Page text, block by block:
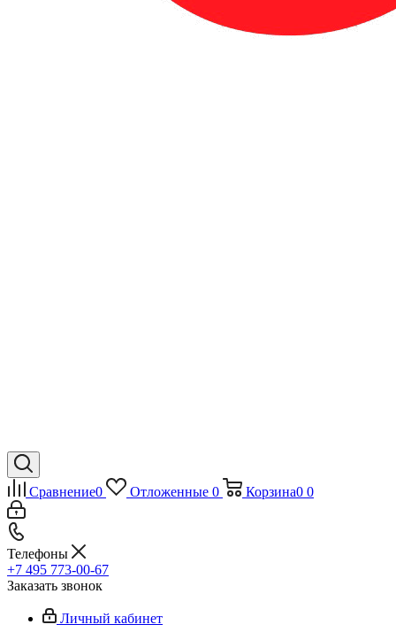
Сравнение0 Отложенные 0 Корзина0 0
Телефоны
+7 495 773-00-67
Заказать звонок
Личный кабинет